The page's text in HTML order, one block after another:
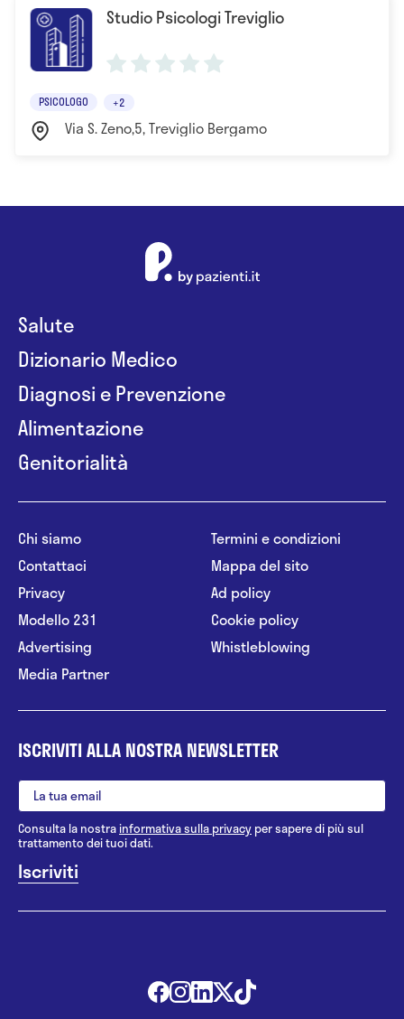
Studio Psicologi Treviglio
PSICOLOGO +2
Via S. Zeno,5, Treviglio Bergamo
Salute
Dizionario Medico
Diagnosi e Prevenzione
Alimentazione
Genitorialità
Chi siamo
Contattaci
Privacy
Modello 231
Advertising
Media Partner
Termini e condizioni
Mappa del sito
Ad policy
Cookie policy
Whistleblowing
ISCRIVITI ALLA NOSTRA NEWSLETTER
Consulta la nostrainformativa sulla privacy per sapere di più sul
trattamento dei tuoi dati.